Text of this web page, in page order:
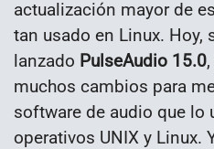
actualización mayor de
tan usado en Linux. Hoy,
lanzado PulseAudio 15.0
muchos cambios para
software de audio que lo
operativos UNIX y Linux.